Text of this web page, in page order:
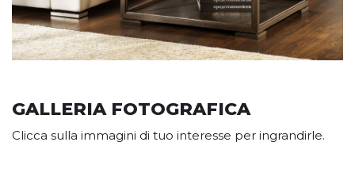
GALLERIA FOTOGRAFICA
Clicca sulla immagini di tuo interesse per ingrandirle.